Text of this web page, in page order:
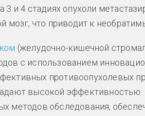
3 и 4 стадиях опухоли
мозг, что приводит к
(желудочно-кишечной
с использованием
противоопухолевых
высокой
методов обследования,